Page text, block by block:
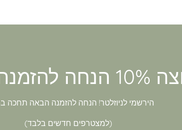
הירשמי לניוזלטר! הנחה להזמנה הבאה תחכה
(למצטרפים חדשים בלבד)